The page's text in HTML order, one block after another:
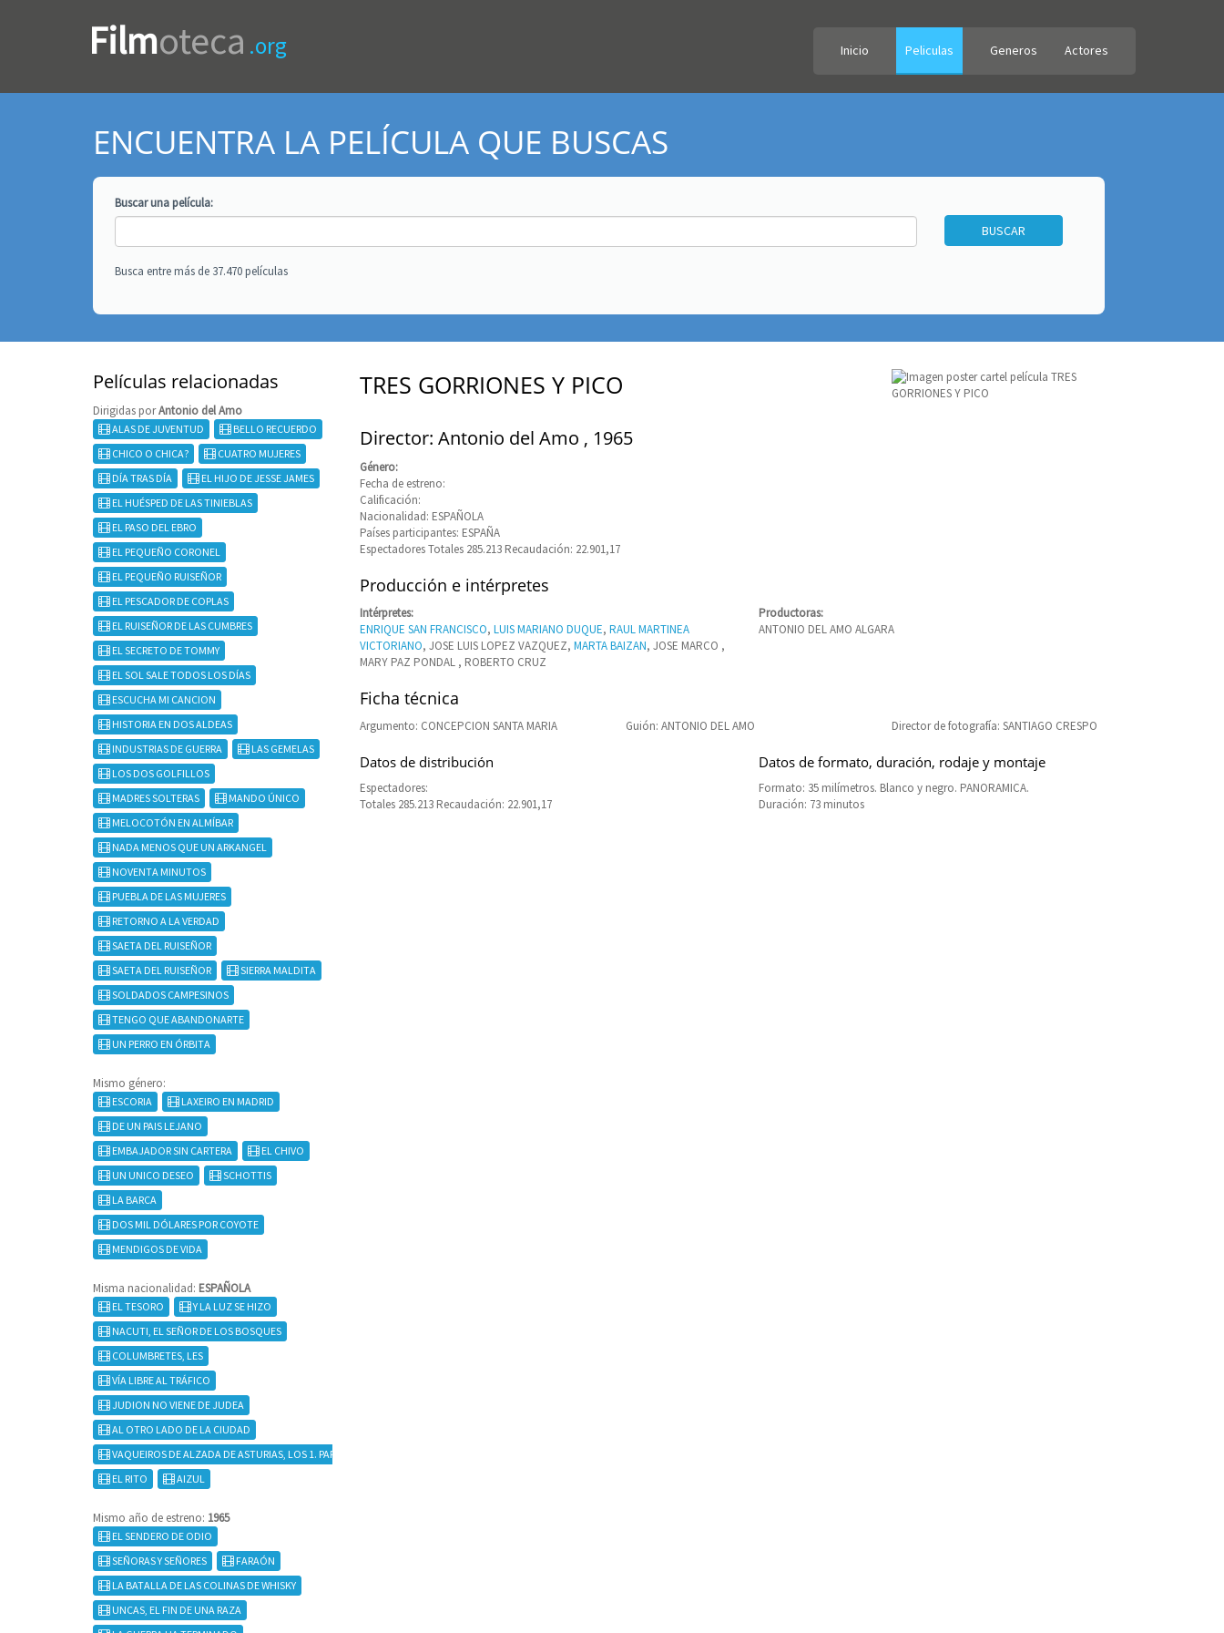
Filmoteca .org Inicio Peliculas Generos Actores
ENCUENTRA LA PELÍCULA QUE BUSCAS
Buscar unapelícula:
Busca entre más de 37.470 películas
Películas relacionadas
Dirigidas porAntonio del Amo
ALAS DE JUVENTUD
BELLO RECUERDO
CHICO O CHICA?
CUATRO MUJERES
DÍA TRAS DÍA
EL HIJO DE JESSE JAMES
EL HUÉSPED DE LAS TINIEBLAS
EL PASO DEL EBRO
EL PEQUEÑO CORONEL
EL PEQUEÑO RUISEÑOR
EL PESCADOR DE COPLAS
EL RUISEÑOR DE LAS CUMBRES
EL SECRETO DE TOMMY
EL SOL SALE TODOS LOS DÍAS
ESCUCHA MI CANCION
HISTORIA EN DOS ALDEAS
INDUSTRIAS DE GUERRA
LAS GEMELAS
LOS DOS GOLFILLOS
MADRES SOLTERAS
MANDO ÚNICO
MELOCOTÓN EN ALMÍBAR
NADA MENOS QUE UN ARKANGEL
NOVENTA MINUTOS
PUEBLA DE LAS MUJERES
RETORNO A LA VERDAD
SAETA DEL RUISEÑOR
SAETA DEL RUISEÑOR
SIERRA MALDITA
SOLDADOS CAMPESINOS
TENGO QUE ABANDONARTE
UN PERRO EN ÓRBITA
Mismo género:
ESCORIA
LAXEIRO EN MADRID
DE UN PAIS LEJANO
EMBAJADOR SIN CARTERA
EL CHIVO
UN UNICO DESEO
SCHOTTIS
LA BARCA
DOS MIL DÓLARES POR COYOTE
MENDIGOS DE VIDA
Misma nacionalidad: ESPAÑOLA
EL TESORO
Y LA LUZ SE HIZO
NACUTI, EL SEÑOR DE LOS BOSQUES
COLUMBRETES, LES
VÍA LIBRE AL TRÁFICO
JUDION NO VIENE DE JUDEA
AL OTRO LADO DE LA CIUDAD
VAQUEIROS DE ALZADA DE ASTURIAS, LOS 1. PARTE
EL RITO
AIZUL
Mismo año de estreno: 1965
EL SENDERO DE ODIO
SEÑORAS Y SEÑORES
FARAÓN
LA BATALLA DE LAS COLINAS DE WHISKY
UNCAS, EL FIN DE UNA RAZA
TRES GORRIONES Y PICO
Director: Antonio del Amo , 1965
Género:
Fecha de estreno:
Calificación:
Nacionalidad: ESPAÑOLA
Países participantes: ESPAÑA
Espectadores Totales 285.213 Recaudación: 22.901,17
Producción e intérpretes
Intérpretes:
ENRIQUE SAN FRANCISCO, LUIS MARIANO DUQUE, RAUL MARTINEA
VICTORIANO, JOSE LUIS LOPEZ VAZQUEZ, MARTA BAIZAN, JOSE MARCO ,
MARY PAZ PONDAL , ROBERTO CRUZ
Productoras:
ANTONIO DEL AMO ALGARA
Ficha técnica
Argumento: CONCEPCION SANTA MARIA Guión: ANTONIO DEL AMO Director de fotografía: SANTIAGO CRESPO
Datos de distribución
Espectadores:
Totales 285.213 Recaudación: 22.901,17
Datos de formato, duración, rodaje y montaje
Formato: 35 milímetros. Blanco y negro. PANORAMICA.
Duración: 73 minutos